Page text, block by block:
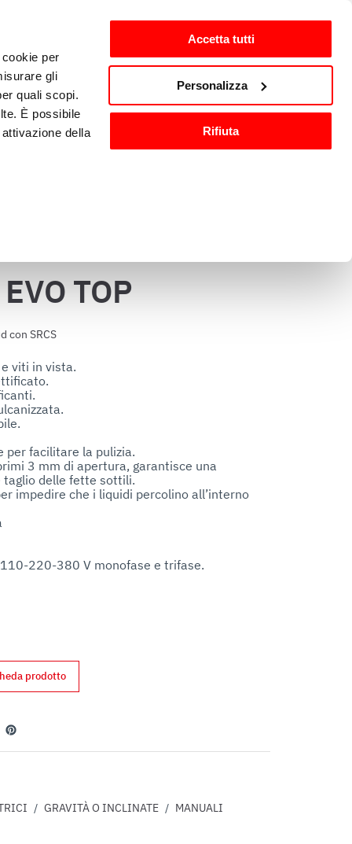
per
gli
quali scopi.
È possibile
della
per fornire
il nostro
altre
Accetta tutti
Personalizza
Rifiuta
it-IT
e
TOP
con SRCS
viti in vista.
per facilitare la pulizia.
3 mm di apertura, garantisce una
taglio delle fette sottili.
impedire che i liquidi percolino all’interno
220-380 V monofase e trifase.
protezione.
prodotto
Pinterest
/ GRAVITÀ O INCLINATE / MANUALI